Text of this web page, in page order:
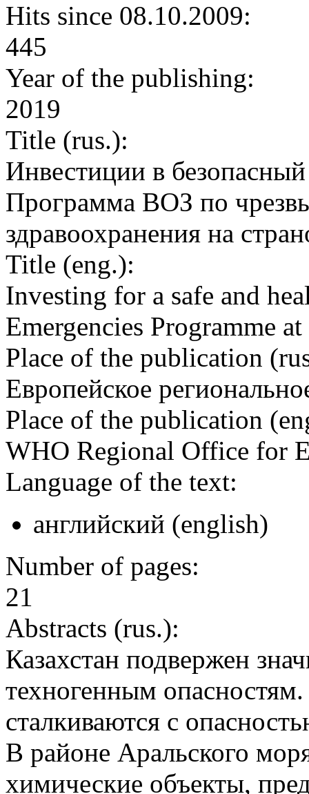
Hits since 08.10.2009:
445
Year of the publishing:
2019
Title (rus.):
Инвестиции в
Программа ВОЗ по
здравоохранения на
Title (eng.):
Investing for a safe and
Emergencies Programme
Place of the publication
Европейское
Place of the publication
WHO Regional Office for
Language of the text:
английский (english)
Number of pages:
21
Abstracts (rus.):
Казахстан подвержен
техногенным
сталкиваются с
В районе Аральского
химические объекты,